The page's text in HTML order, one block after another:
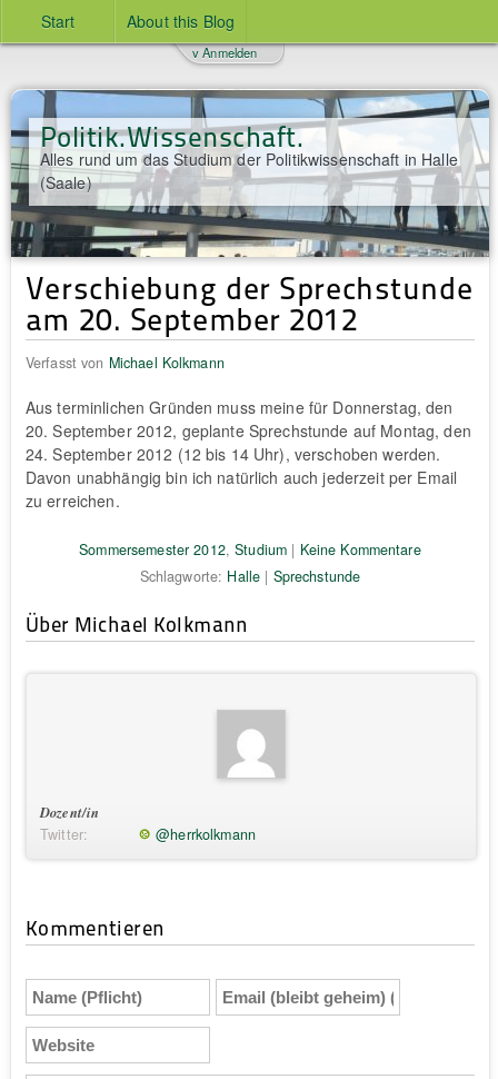
Start About this Blog
Politik.Wissenschaft.
Alles rund um das Studium der Politikwissenschaft in Halle
(Saale)
v Anmelden
Verschiebung der Sprechstunde
am 20. September 2012
Verfasst von Michael Kolkmann
Aus terminlichen Gründen muss meine für Donnerstag, den
20. September 2012, geplante Sprechstunde auf Montag, den
24. September 2012 (12 bis 14 Uhr), verschoben werden.
Davon unabhängig bin ich natürlich auch jederzeit per Email
zu erreichen.
Sommersemester 2012,Studium | Keine Kommentare
Schlagworte: Halle | Sprechstunde
Über Michael Kolkmann
Dozent/in
Twitter:
@herrkolkmann
Kommentieren
Name
(Pflicht)
Email
(bleibt
Website